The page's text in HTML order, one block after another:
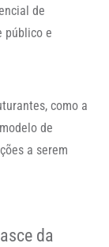
de
público e
como a
de
a serem
da